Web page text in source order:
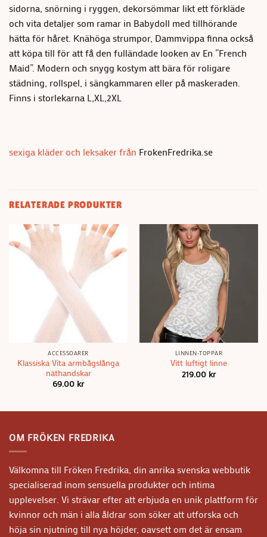
sidorna, snörning i ryggen, dekorsömmar likt ett förkläde
och vita detaljer som ramar in Babydoll med tillhörande
hätta för håret. Knähöga strumpor, Dammvippa finna också
att köpa till för att få den fulländade looken av En ”French
Maid”. Modern och snygg kostym att bära för roligare
städning, rollspel, i sängkammaren eller på maskeraden.
Finns i storlekarna L,XL,2XL
sexiga kläder och leksaker från FrokenFredrika.se
RELATERADE PRODUKTER
ACCESSOARER
Klassiska Vita armbågslånga
näthandskar
69.00 kr
LINNEN-TOPPAR
Vitt luftigt linne
219.00 kr
OM FRÖKEN FREDRIKA
Välkomna till Fröken Fredrika, din anrika svenska webbutik
specialiserad inom sensuella produkter och intima
upplevelser. Vi strävar efter att erbjuda en unik plattform för
kvinnor och män i alla åldrar som söker att utforska och
höja sin njutning till nya höjder, oavsett om det är ensam